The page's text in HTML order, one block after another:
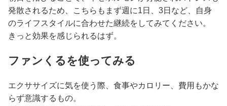
発散されるため、こちらもまず週に1日、3日など、自身
のライフスタイルに合わせた継続をしてみてください。
きっと効果を感じられるはず。
ファンくるを使ってみる
エクササイズに気を使う際、食事やカロリー、費用もかな
らず意識するもの。